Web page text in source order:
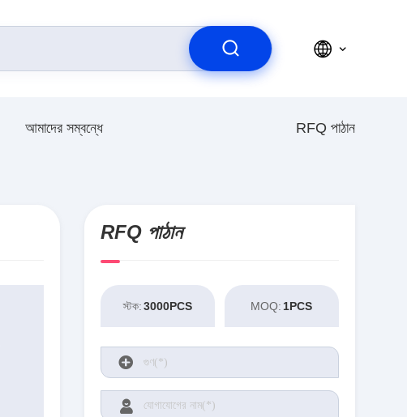
আমাদের সম্বন্ধে RFQ পাঠান
RFQ পাঠান
স্টক:3000PCS MOQ: 1PCS